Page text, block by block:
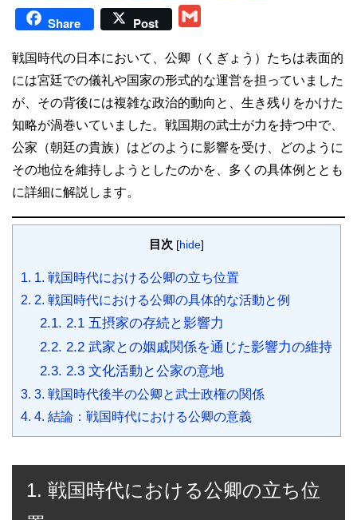
a
c
e
b
o
o
w
i
t
t
e
r
e
s
s
a
g
e
h
a
t
s
A
p
p
e
s
e
n
e
r
a
t
e
n
a
k
e
t
a
e
Share Post
a
i
l
戦国時代の日本において、公卿（くぎょう）たちは表面的
には宮廷での儀礼や国家の形式的な運営を担っていました
が、その背後には複雑な政治的動向と、生き残りをかけた
知略が渦巻いていました。戦国期の武士が力を持つ中で、
公家（朝廷の貴族）はどのように影響を受け、どのように
その地位を維持しようとしたのかを、多くの具体例ととも
に詳細に解説します。
目次 [hide]
1. 1. 戦国時代における公卿の立ち位置
2. 2. 戦国時代における公卿の具体的な活動と例
2.1. 2.1 五摂家の存続と影響力
2.2. 2.2 武家との姻戚関係を通じた影響力の維持
2.3. 2.3 文化活動と公家の意地
3. 3. 戦国時代後半の公卿と武士政権の関係
4. 4. 結論：戦国時代における公卿の意義
1. 戦国時代における公卿の立ち位